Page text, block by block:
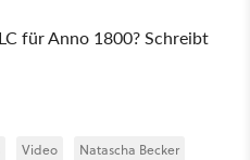
für Anno 1800? Schreibt
Video Natascha Becker